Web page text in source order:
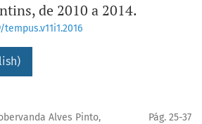
de 2010 a 2014.
Alves Pinto,
Pág. 25-37